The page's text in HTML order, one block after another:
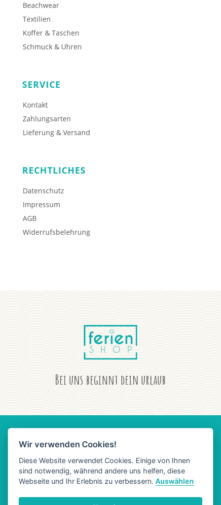
Beachwear
Textilien
Koffer & Taschen
Schmuck & Uhren
SERVICE
Kontakt
Zahlungsarten
Lieferung & Versand
RECHTLICHES
Datenschutz
Impressum
AGB
Widerrufsbelehrung
Bei uns beginnt dein urlaub
AGB DATENSCHUTZ
Wir verwenden Cookies!
Diese Website verwendet Cookies. Einige von Ihnen
sind notwendig, während andere uns helfen, diese
Webseite und Ihr Erlebnis zu verbessern.Auswählen